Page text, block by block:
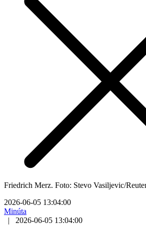
Friedrich Merz. Foto: Stevo Vasiljevic/
2026-06-05 13:04:00
Minúta
|
2026-06-05 13:04:00